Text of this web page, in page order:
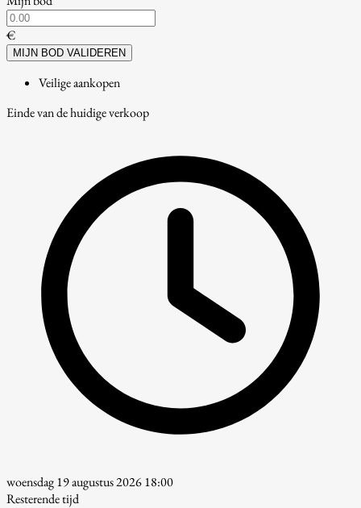
€
MIJN BOD VALIDEREN
Veilige aankopen
Einde van de huidige verkoop
woensdag 19 augustus 2026 18:00
Resterende tijd